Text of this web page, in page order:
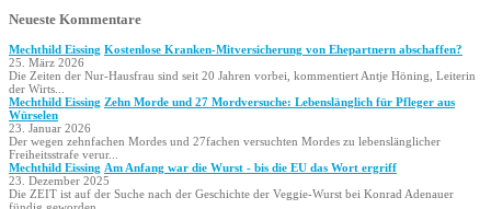
Neueste Kommentare
Mechthild Eissing Kostenlose Kranken-Mitversicherung von Ehepartnern abschaffen?
25. März 2026
Die Zeiten der Nur-Hausfrau sind seit 20 Jahren vorbei, kommentiert Antje Höning, Leiterin
der Wirts...
Mechthild Eissing Zehn Morde und 27 Mordversuche: Lebenslänglich für Pfleger aus
Würselen
23. Januar 2026
Der wegen zehnfachen Mordes und 27fachen versuchten Mordes zu lebenslänglicher
Freiheitsstrafe verur...
Mechthild Eissing Am Anfang war die Wurst - bis die EU das Wort ergriff
23. Dezember 2025
Die ZEIT ist auf der Suche nach der Geschichte der Veggie-Wurst bei Konrad Adenauer